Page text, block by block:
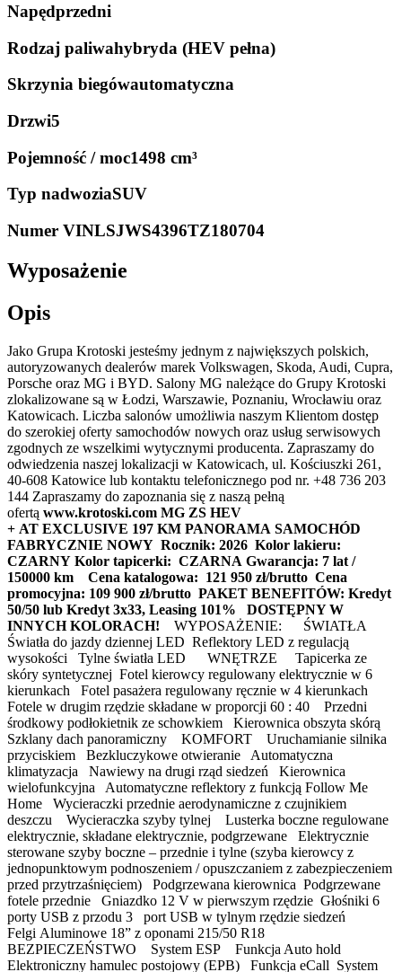
Napędprzedni
Rodzaj paliwahybryda (HEV pełna)
Skrzynia biegówautomatyczna
Drzwi5
Pojemność / moc1498 cm³
Typ nadwoziaSUV
Numer VINLSJWS4396TZ180704
Wyposażenie
Opis
Jako Grupa Krotoski jesteśmy jednym z największych polskich,
autoryzowanych dealerów marek Volkswagen, Skoda, Audi, Cupra,
Porsche oraz MG i BYD. Salony MG należące do Grupy Krotoski
zlokalizowane są w Łodzi, Warszawie, Poznaniu, Wrocławiu oraz
Katowicach. Liczba salonów umożliwia naszym Klientom dostęp
do szerokiej oferty samochodów nowych oraz usług serwisowych
zgodnych ze wszelkimi wytycznymi producenta. Zapraszamy do
odwiedzenia naszej lokalizacji w Katowicach, ul. Kościuszki 261,
40-608 Katowice lub kontaktu telefonicznego pod nr. +48 736 203
144 Zapraszamy do zapoznania się z naszą pełną
ofertą www.krotoski.com MG ZS HEV
+ AT EXCLUSIVE 197 KM PANORAMA SAMOCHÓD
FABRYCZNIE NOWY Rocznik: 2026 Kolor lakieru:
CZARNY Kolor tapicerki: CZARNA Gwarancja: 7 lat /
150000 km
Cena katalogowa: 121 950 zł/brutto Cena
promocyjna: 109 900 zł/brutto PAKET BENEFITÓW: Kredyt
50/50 lub Kredyt 3x33, Leasing 101%
DOSTĘPNY W
INNYCH KOLORACH! WYPOSAŻENIE: ŚWIATŁA
Światła do jazdy dziennej LED Reflektory LED z regulacją
wysokości Tylne światła LED WNĘTRZE Tapicerka ze
skóry syntetycznej Fotel kierowcy regulowany elektrycznie w 6
kierunkach Fotel pasażera regulowany ręcznie w 4 kierunkach
Fotele w drugim rzędzie składane w proporcji 60 : 40 Przedni
środkowy podłokietnik ze schowkiem Kierownica obszyta skórą
Szklany dach panoramiczny KOMFORT Uruchamianie silnika
przyciskiem Bezkluczykowe otwieranie Automatyczna
klimatyzacja Nawiewy na drugi rząd siedzeń Kierownica
wielofunkcyjna Automatyczne reflektory z funkcją Follow Me
Home Wycieraczki przednie aerodynamiczne z czujnikiem
deszczu Wycieraczka szyby tylnej Lusterka boczne regulowane
elektrycznie, składane elektrycznie, podgrzewane Elektrycznie
sterowane szyby boczne – przednie i tylne (szyba kierowcy z
jednopunktowym podnoszeniem / opuszczaniem z zabezpieczeniem
przed przytrzaśnięciem) Podgrzewana kierownica Podgrzewane
fotele przednie Gniazdko 12 V w pierwszym rzędzie Głośniki 6
porty USB z przodu 3 port USB w tylnym rzędzie siedzeń
Felgi Aluminowe 18” z oponami 215/50 R18
BEZPIECZEŃSTWO System ESP Funkcja Auto hold
Elektroniczny hamulec postojowy (EPB) Funkcja eCall System